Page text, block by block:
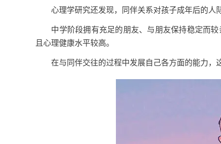
心理学研究还发现，同伴关系对孩子成年后的人
中学阶段拥有充足的朋友、与朋友保持稳定而较
且心理健康水平较高。
在与同伴交往的过程中发展自己各方面的能力，这